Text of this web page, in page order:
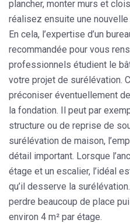
plancher, monter murs et
réalisez ensuite une
En cela, l’expertise d’un
recommandée pour vous
professionnels étudient le
votre projet de surélévation.
préconiser éventuellement
la fondation. Il peut par
structure ou de reprise de
surélévation de maison,
détail important. Lorsque
étage et un escalier, l’idéal
qu’il desserve la
perdre beaucoup de place
environ 4 m² par étage.